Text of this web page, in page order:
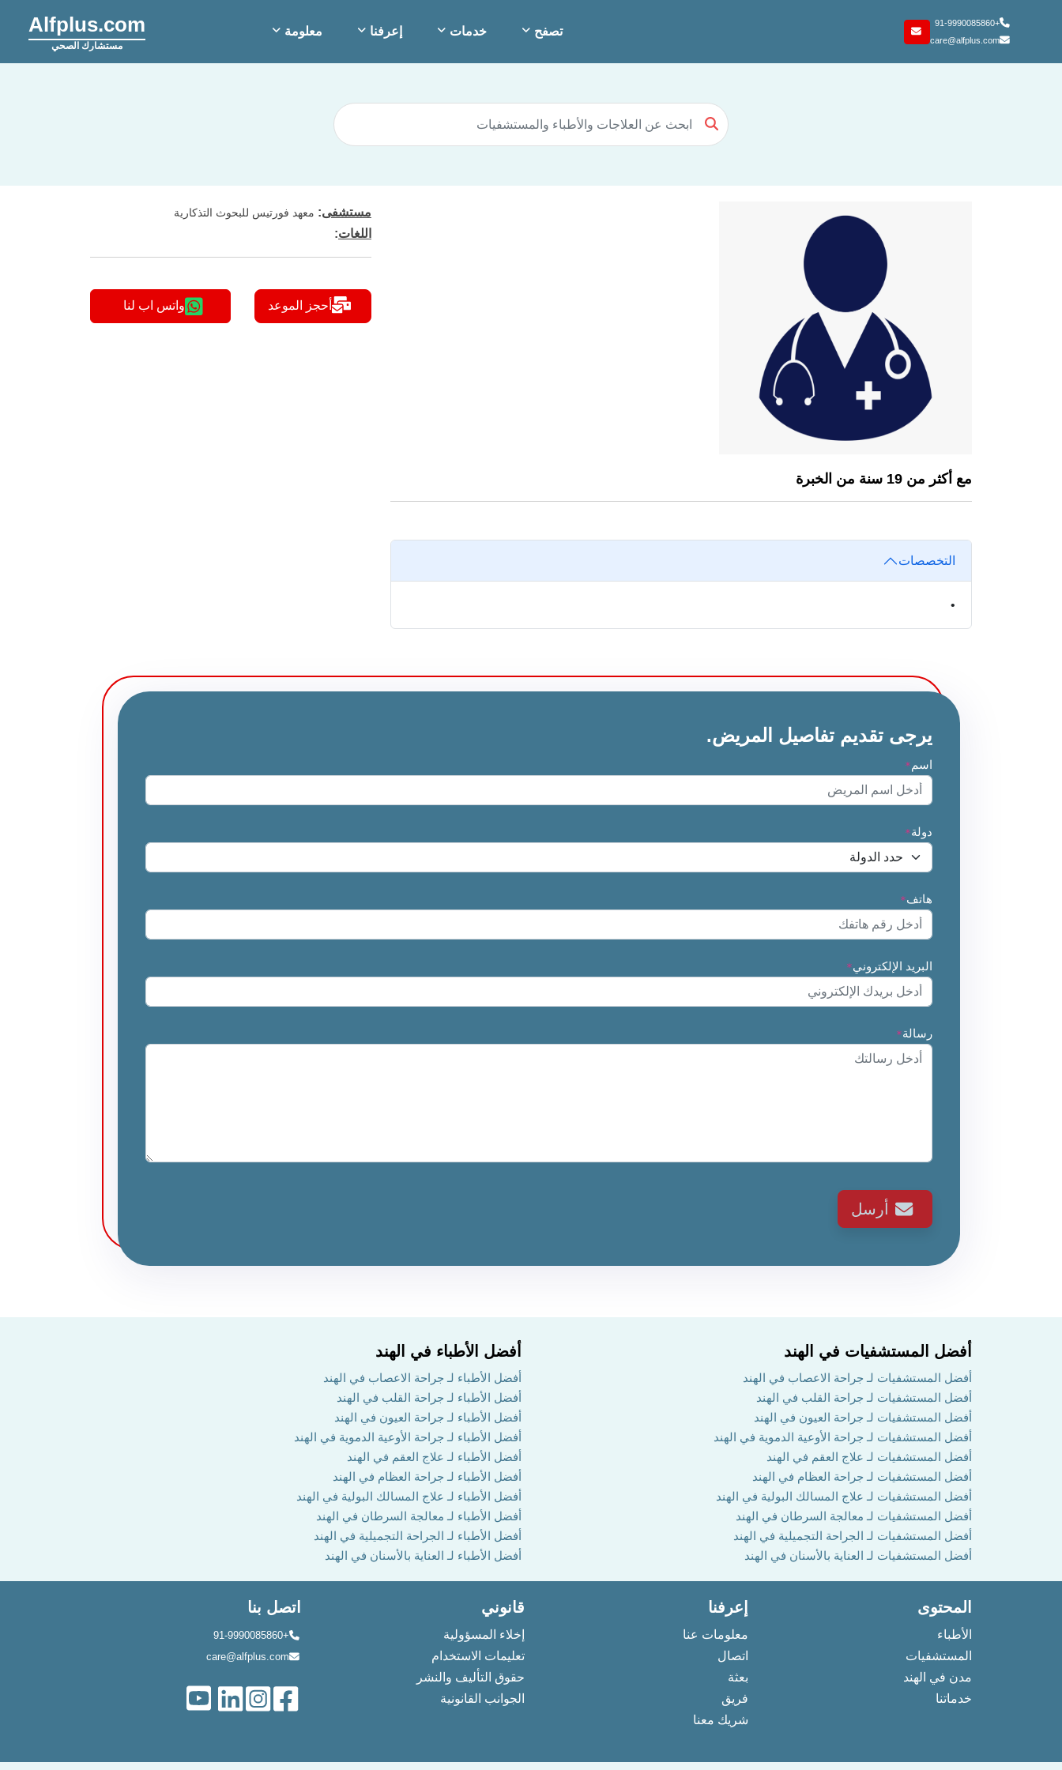
Alfplus.com
مستشارك الصحي
+91-9990085860
care@alfplus.com
تصفح خدمات إعرفنا معلومة
مع أكثر من 19 سنة من الخبرة
التخصصات
•
مستشفى: معهد فورتيس للبحوث التذكارية
اللغات:
أحجز الموعد واتس اب لنا
يرجى تقديم تفاصيل المريض.
اسم *
دولة*
هاتف*
البريد الإلكتروني*
رسالة*
أرسل
أفضل المستشفيات في الهند
أفضل المستشفيات لـ جراحة الاعصاب في الهند
أفضل المستشفيات لـ جراحة القلب في الهند
أفضل المستشفيات لـ جراحة العيون في الهند
أفضل المستشفيات لـ جراحة الأوعية الدموية في الهند
أفضل المستشفيات لـ علاج العقم في الهند
أفضل المستشفيات لـ جراحة العظام في الهند
أفضل المستشفيات لـ علاج المسالك البولية في الهند
أفضل المستشفيات لـ معالجة السرطان في الهند
أفضل المستشفيات لـ الجراحة التجميلية في الهند
أفضل المستشفيات لـ العناية بالأسنان في الهند
أفضل الأطباء في الهند
أفضل الأطباء لـ جراحة الاعصاب في الهند
أفضل الأطباء لـ جراحة القلب في الهند
أفضل الأطباء لـ جراحة العيون في الهند
أفضل الأطباء لـ جراحة الأوعية الدموية في الهند
أفضل الأطباء لـ علاج العقم في الهند
أفضل الأطباء لـ جراحة العظام في الهند
أفضل الأطباء لـ علاج المسالك البولية في الهند
أفضل الأطباء لـ معالجة السرطان في الهند
أفضل الأطباء لـ الجراحة التجميلية في الهند
أفضل الأطباء لـ العناية بالأسنان في الهند
المحتوى
الأطباء
المستشفيات
مدن في الهند
خدماتنا
إعرفنا
معلومات عنا
اتصال
بعثة
فريق
شريك معنا
قانوني
إخلاء المسؤولية
تعليمات الاستخدام
حقوق التأليف والنشر
الجوانب القانونية
اتصل بنا
+91-9990085860
care@alfplus.com